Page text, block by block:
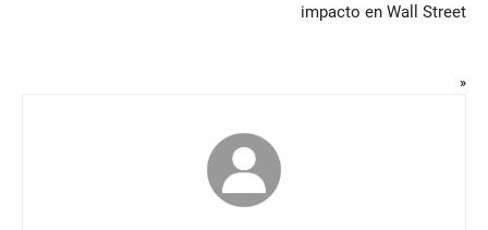
impacto en Wall Street
»